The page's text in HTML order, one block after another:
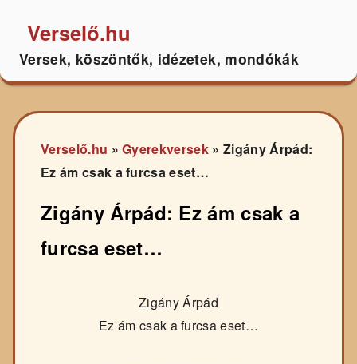
Verselő.hu
Versek, köszöntők, idézetek, mondókák
Verselő.hu »Gyerekversek » Zigány Árpád:
Ez ám csak a furcsa eset…
Zigány Árpád: Ez ám csak a
furcsa eset…
Zigány Árpád
Ez ám csak a furcsa eset…